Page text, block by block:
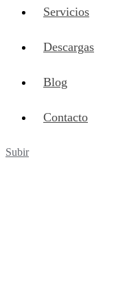
Servicios
Descargas
Blog
Contacto
Subir